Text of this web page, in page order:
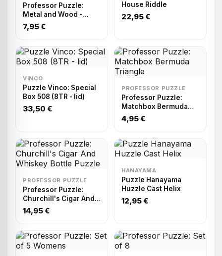
Professor Puzzle:
Metal and Wood -
Shakespeare's
7,95 €
House Riddle
22,95 €
VINCO
Puzzle Vinco: Special
Box 508 (8TR - lid)
33,50 €
PROFESSOR PUZZLE
Professor Puzzle:
Matchbox Bermuda
Triangle
4,95 €
PROFESSOR PUZZLE
Professor Puzzle:
Churchill's Cigar And
Whiskey Bottle Puzzle
14,95 €
HANAYAMA
Puzzle Hanayama
Huzzle Cast Helix
12,95 €